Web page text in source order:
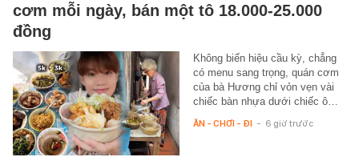
cơm mỗi ngày, bán một tô 18.000-25.000
đồng
Không biển hiệu cầu kỳ, chẳng
có menu sang trọng, quán cơm
của bà Hương chỉ vỏn vẹn vài
chiếc bàn nhựa dưới chiếc ô…
ĂN - CHƠI - ĐI - 6 giờ trước